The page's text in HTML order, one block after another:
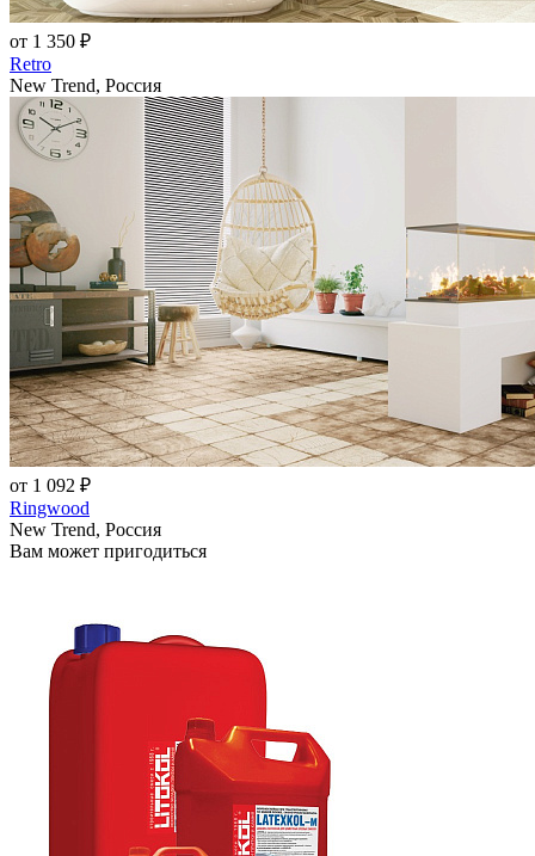
от 1 350 ₽
Retro
New Trend, Россия
от 1 092 ₽
Ringwood
New Trend, Россия
Вам может пригодиться